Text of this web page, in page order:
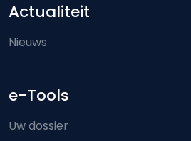
Actualiteit
Nieuws
e-Tools
Uw dossier